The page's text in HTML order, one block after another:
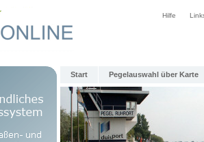
Hilfe
Start Pegelauswahl über Karte